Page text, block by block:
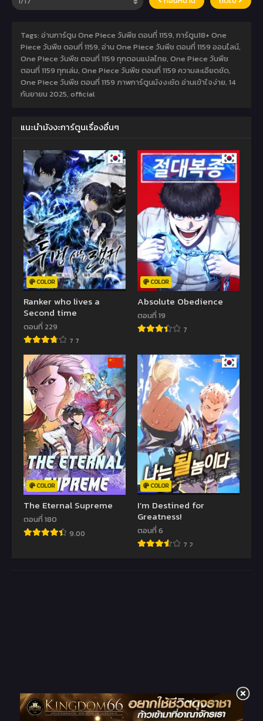
Tags: อ่านการ์ตูน One Piece วันพีช ตอนที่ 1159, การ์ตูน18+ One
Piece วันพีช ตอนที่ 1159, อ่าน One Piece วันพีช ตอนที่ 1159 ออนไลน์,
One Piece วันพีช ตอนที่ 1159 ทุกตอนแปลไทย, One Piece วันพีช
ตอนที่ 1159 ทุกเล่ม, One Piece วันพีช ตอนที่ 1159 ความละเอียดชัด,
One Piece วันพีช ตอนที่ 1159 ภาพการ์ตูนมังงะชัด อ่านเข้าใจง่าย, 14
กันยายน 2025, official
แนะนำมังงะการ์ตูนเรื่องอื่นๆ
COLOR
Ranker who lives a
Second time
ตอนที่ 229
7.7
COLOR
Absolute Obedience
ตอนที่ 19
7
COLOR
The Eternal Supreme
ตอนที่ 180
9.00
COLOR
I’m Destined for
Greatness!
ตอนที่ 6
7.2